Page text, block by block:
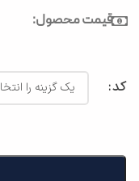
قیمت محصول:
کد